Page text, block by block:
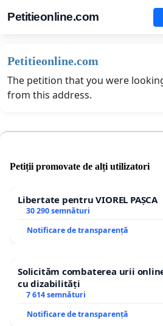
Petitieonline.com
Petitieonline.com
The petition that you were
from this address.
Petiții promovate de alți utilizatori
Libertate pentru VIOREL PAȘCA
30 290 semnături
Notificare de transparență
Solicităm combaterea urii
cu dizabilități
7 614 semnături
Notificare de transparență